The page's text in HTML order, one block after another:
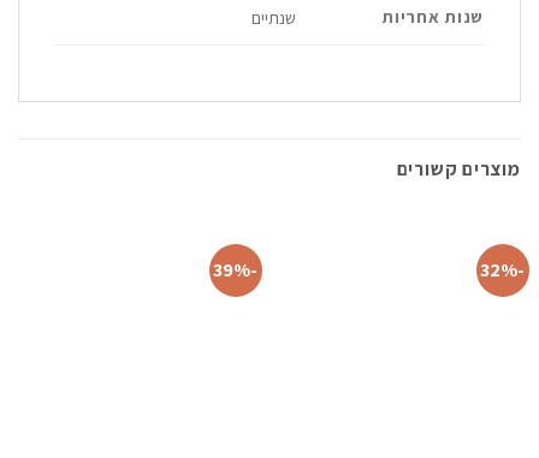
שנות אחריות שנתיים
מוצרים קשורים
-32%
-39%